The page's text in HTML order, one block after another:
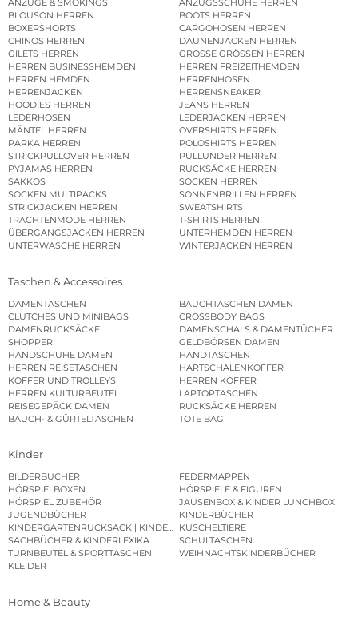
ANZÜGE & SMOKINGS
ANZUGSSCHUHE HERREN
BLOUSON HERREN
BOOTS HERREN
BOXERSHORTS
CARGOHOSEN HERREN
CHINOS HERREN
DAUNENJACKEN HERREN
GILETS HERREN
GROSSE GRÖSSEN HERREN
HERREN BUSINESSHEMDEN
HERREN FREIZEITHEMDEN
HERREN HEMDEN
HERRENHOSEN
HERRENJACKEN
HERRENSNEAKER
HOODIES HERREN
JEANS HERREN
LEDERHOSEN
LEDERJACKEN HERREN
MÄNTEL HERREN
OVERSHIRTS HERREN
PARKA HERREN
POLOSHIRTS HERREN
STRICKPULLOVER HERREN
PULLUNDER HERREN
PYJAMAS HERREN
RUCKSÄCKE HERREN
SAKKOS
SOCKEN HERREN
SOCKEN MULTIPACKS
SONNENBRILLEN HERREN
STRICKJACKEN HERREN
SWEATSHIRTS
TRACHTENMODE HERREN
T-SHIRTS HERREN
ÜBERGANGSJACKEN HERREN
UNTERHEMDEN HERREN
UNTERWÄSCHE HERREN
WINTERJACKEN HERREN
Taschen & Accessoires
DAMENTASCHEN
BAUCHTASCHEN DAMEN
CLUTCHES UND MINIBAGS
CROSSBODY BAGS
DAMENRUCKSÄCKE
DAMENSCHALS & DAMENTÜCHER
SHOPPER
GELDBÖRSEN DAMEN
HANDSCHUHE DAMEN
HANDTASCHEN
HERREN REISETASCHEN
HARTSCHALENKOFFER
KOFFER UND TROLLEYS
HERREN KOFFER
HERREN KULTURBEUTEL
LAPTOPTASCHEN
REISEGEPÄCK DAMEN
RUCKSÄCKE HERREN
BAUCH- & GÜRTELTASCHEN
TOTE BAG
Kinder
BILDERBÜCHER
FEDERMAPPEN
HÖRSPIELBOXEN
HÖRSPIELE & FIGUREN
HÖRSPIEL ZUBEHÖR
JAUSENBOX & KINDER LUNCHBOX
JUGENDBÜCHER
KINDERBÜCHER
KINDERGARTENRUCKSACK | KINDERGARTENBEUTEL
KUSCHELTIERE
SACHBÜCHER & KINDERLEXIKA
SCHULTASCHEN
TURNBEUTEL & SPORTTASCHEN
WEIHNACHTSKINDERBÜCHER
KLEIDER
Home & Beauty